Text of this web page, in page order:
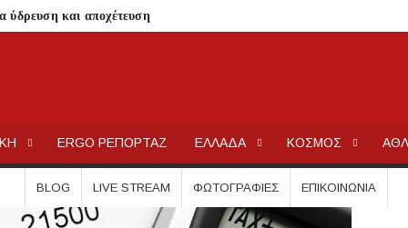
ύδρευση και αποχέτευση
ΣΤΟ ΠΛΑΤΑΝΟΧΩΡΙ ΚΑΙ ΣΤΗ ΣΑΡΑΚΗΝΑ
ERGO ΡΕΠΟΡΤΑΖ ΕΛΛΑΔΑ ΚΟΣΜΟΣ
BLOG LIVE STREAM ΦΩΤΟΓΡΑΦΊΕΣ ΕΠΙΚΟΙΝΩΝΊΑ